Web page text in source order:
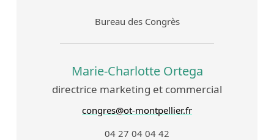
Bureau des Congrès
Marie-Charlotte Ortega
directrice marketing et commercial
congres@ot-montpellier.fr
04 27 04 04 42